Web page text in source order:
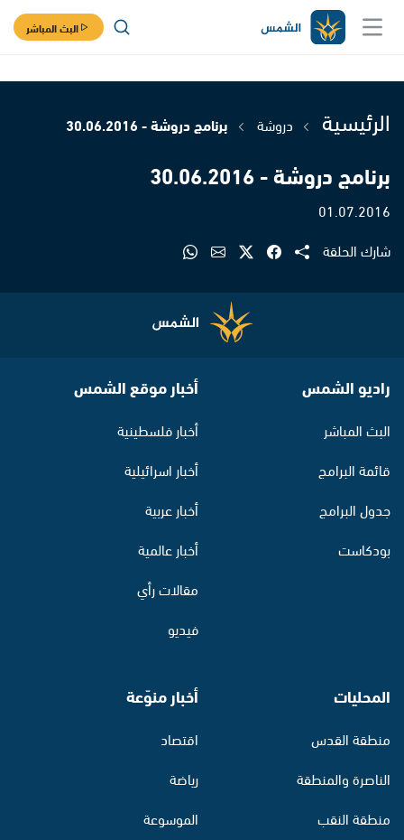
البث المباشر
الرئيسية دروشة برنامج دروشة - 30.06.2016
برنامج دروشة - 30.06.2016
01.07.2016
شارك الحلقة
راديو الشمس
البث المباشر
قائمة البرامج
جدول البرامج
بودكاست
أخبار موقع الشمس
أخبار فلسطينية
أخبار اسرائيلية
أخبار عربية
أخبار عالمية
مقالات رأي
فيديو
المحليات
منطقة القدس
الناصرة والمنطقة
منطقة النقب
أخبار منوّعة
اقتصاد
رياضة
الموسوعة